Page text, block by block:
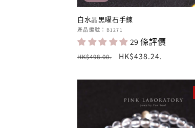
白水晶黑曜石手鍊
廠
商：
產品編號：B1271
29 條評價
定
HK$498.00.
售
HK$438.24.